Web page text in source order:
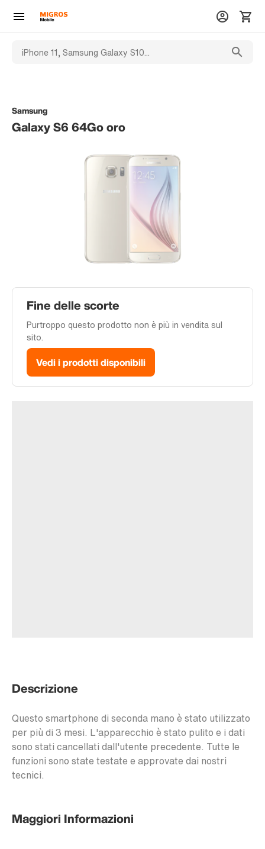
Samsung
Galaxy S6 64Go oro
Fine delle scorte
Purtroppo questo prodotto non è più in vendita sul
sito.
Vedi i prodotti disponibili
Descrizione
Questo smartphone di seconda mano è stato utilizzato
per più di 3 mesi. L'apparecchio è stato pulito e i dati
sono stati cancellati dall'utente precedente. Tutte le
funzioni sono state testate e approvate dai nostri
tecnici.
Maggiori Informazioni